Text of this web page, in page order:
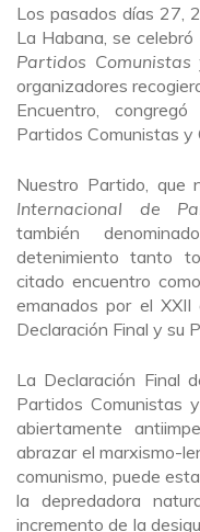
Los pasados días 27,
La Habana, se celebró
Partidos Comunistas
organizadores
Encuentro,
Partidos Comunistas y
Nuestro Partido, que
Internacional de
también
detenimiento tanto
citado encuentro
emanados por el
Declaración Final y su
La Declaración Final
Partidos Comunistas
abiertamente
abrazar el marxismo-
comunismo, puede
la depredadora
incremento de la